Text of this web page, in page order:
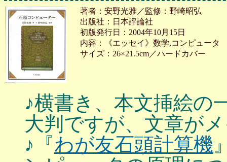
著者：安野光雅／監修：野崎昭弘
出版社：日本評論社
初版発行日：2004年10月15日
内容：《エッセイ》数学,コンピュータ
サイズ：26×21.5cm／ハードカバー
♪横書き、本文挿絵の
大判ですが、文章が
♪『わが友石頭計算機